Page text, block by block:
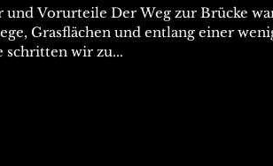
und Vorurteile Der Weg zur Brücke
Grasflächen und entlang einer
schritten wir zu...